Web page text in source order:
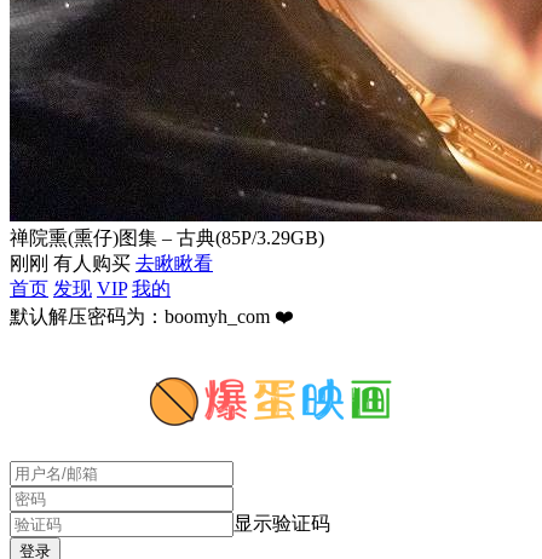
禅院熏(熏仔)图集 – 古典(85P/3.29GB)
刚刚 有人购买 去瞅瞅看
首页 发现 VIP 我的
默认解压密码为：boomyh_com ❤️
显示验证码